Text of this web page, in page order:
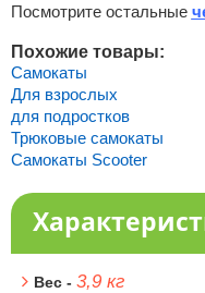
Посмотрите остальные
Похожие товары:
Самокаты
Для взрослых
для подростков
Трюковые самокаты
Самокаты Scooter
Вес - 3,9 кг